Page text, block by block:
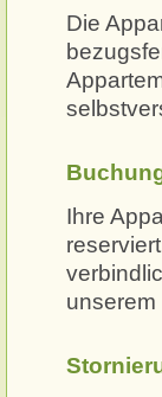
Die
Ihre
unserem